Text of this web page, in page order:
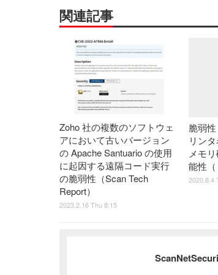
関連記事
Zoho 社の複数のソフトウェ
アにおいて古いバージョン
の Apache Santuario の使用
に起因する遠隔コード実行
の脆弱性（Scan Tech
Report）
2023.2.16 Thu 8:15
脆弱
リン
メモ
能性（
2020.8.4